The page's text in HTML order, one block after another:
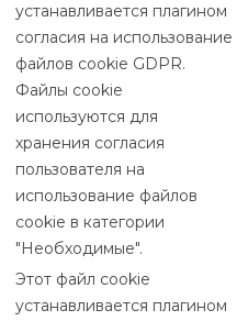
устанавливается плагином
согласия на использование
файлов cookie GDPR.
Файлы cookie
используются для
хранения согласия
пользователя на
использование файлов
cookie в категории
"Необходимые".
Этот файл cookie
устанавливается плагином